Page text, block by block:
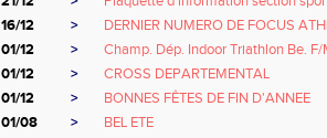
16/12
>
DERNIER NUMERO DE FOCUS
01/12
>
Champ. Dép. Indoor Triathlon Be. F/
01/12
>
CROSS DEPARTEMENTAL
01/12
>
BONNES FÊTES DE FIN D'ANNEE
01/08
>
BEL ETE